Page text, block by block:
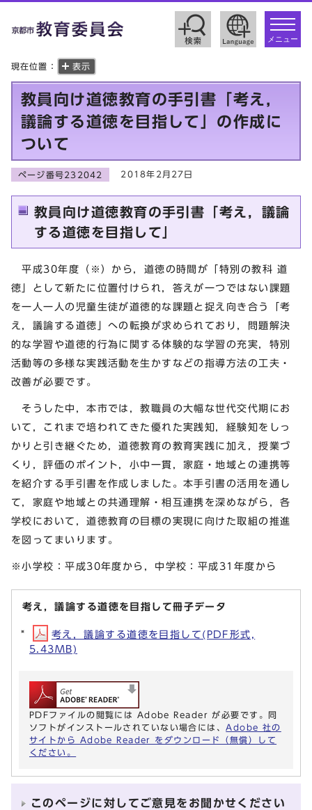
toggle
メニュー
現在位置： 表示
教員向け道徳教育の手引書「考え，
議論する道徳を目指して」の作成に
ついて
ページ番号232042 2018年2月27日
教員向け道徳教育の手引書「考え，議論
する道徳を目指して」
平成30年度（※）から，道徳の時間が「特別の教科 道
徳」として新たに位置付けられ，答えが一つではない課題
を一人一人の児童生徒が道徳的な課題と捉え向き合う「考
え，議論する道徳」への転換が求められており，問題解決
的な学習や道徳的行為に関する体験的な学習の充実，特別
活動等の多様な実践活動を生かすなどの指導方法の工夫・
改善が必要です。
そうした中，本市では，教職員の大幅な世代交代期にお
いて，これまで培われてきた優れた実践知，経験知をしっ
かりと引き継ぐため，道徳教育の教育実践に加え，授業づ
くり，評価のポイント，小中一貫，家庭・地域との連携等
を紹介する手引書を作成しました。本手引書の活用を通し
て，家庭や地域との共通理解・相互連携を深めながら，各
学校において，道徳教育の目標の実現に向けた取組の推進
を図ってまいります。
※小学校：平成30年度から，中学校：平成31年度から
考え，議論する道徳を目指して冊子データ
考え，議論する道徳を目指して(PDF形式,
5.43MB)
PDFファイルの閲覧には Adobe Reader が必要です。同
ソフトがインストールされていない場合には、 Adobe 社の
サイトから Adobe Reader をダウンロード（無償）して
ください。
このページに対してご意見をお聞かせください